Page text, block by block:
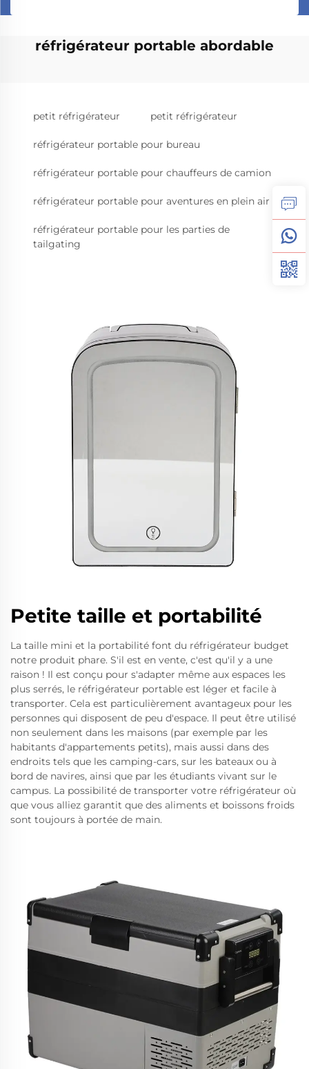
réfrigérateur portable abordable
petit réfrigérateur petit réfrigérateur
réfrigérateur portable pour bureau
réfrigérateur portable pour chauffeurs de camion
réfrigérateur portable pour aventures en plein air
réfrigérateur portable pour les parties de
tailgating
Petite taille et portabilité
La taille mini et la portabilité font du réfrigérateur budget
notre produit phare. S'il est en vente, c'est qu'il y a une
raison ! Il est conçu pour s'adapter même aux espaces les
plus serrés, le réfrigérateur portable est léger et facile à
transporter. Cela est particulièrement avantageux pour les
personnes qui disposent de peu d'espace. Il peut être utilisé
non seulement dans les maisons (par exemple par les
habitants d'appartements petits), mais aussi dans des
endroits tels que les camping-cars, sur les bateaux ou à
bord de navires, ainsi que par les étudiants vivant sur le
campus. La possibilité de transporter votre réfrigérateur où
que vous alliez garantit que des aliments et boissons froids
sont toujours à portée de main.